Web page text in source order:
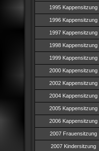
1995 Kappensitzung
1996 Kappensitzung
1997 Kappensitzung
1998 Kappensitzung
1999 Kappensitzung
2000 Kappensitzung
2002 Kappensitzung
2004 Kappensitzung
2005 Kappensitzung
2006 Kappensitzung
2007 Frauensitzung
2007 Kindersitzung